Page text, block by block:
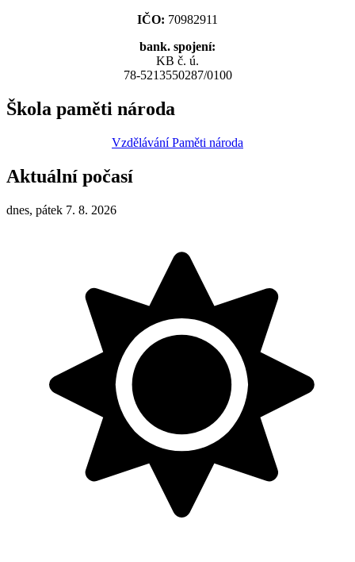
IČO: 70982911
bank. spojení:
KB č. ú.
78-5213550287/0100
Škola paměti národa
Vzdělávání Paměti národa
Aktuální počasí
dnes, pátek 7. 8. 2026